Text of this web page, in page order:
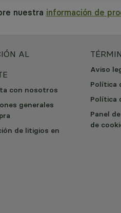
nuestra información de
AL
con nosotros
generales
de litigios en
Aviso
Política
Política
Panel
de